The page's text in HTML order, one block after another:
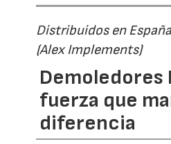
Distribuidos en
(Alex Implements)
Demoledores
fuerza que
diferencia